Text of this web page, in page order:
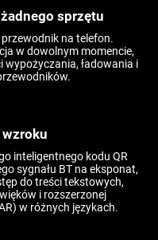
żadnego sprzętu
na telefon.
w dowolnym momencie,
wypożyczania, ładowania i
inteligentnego kodu QR
sygnału BT na eksponat,
do treści tekstowych,
i rozszerzonej
w różnych językach.